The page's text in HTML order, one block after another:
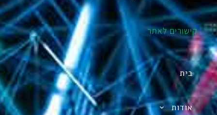
קישורים לאתר
בית
אודות